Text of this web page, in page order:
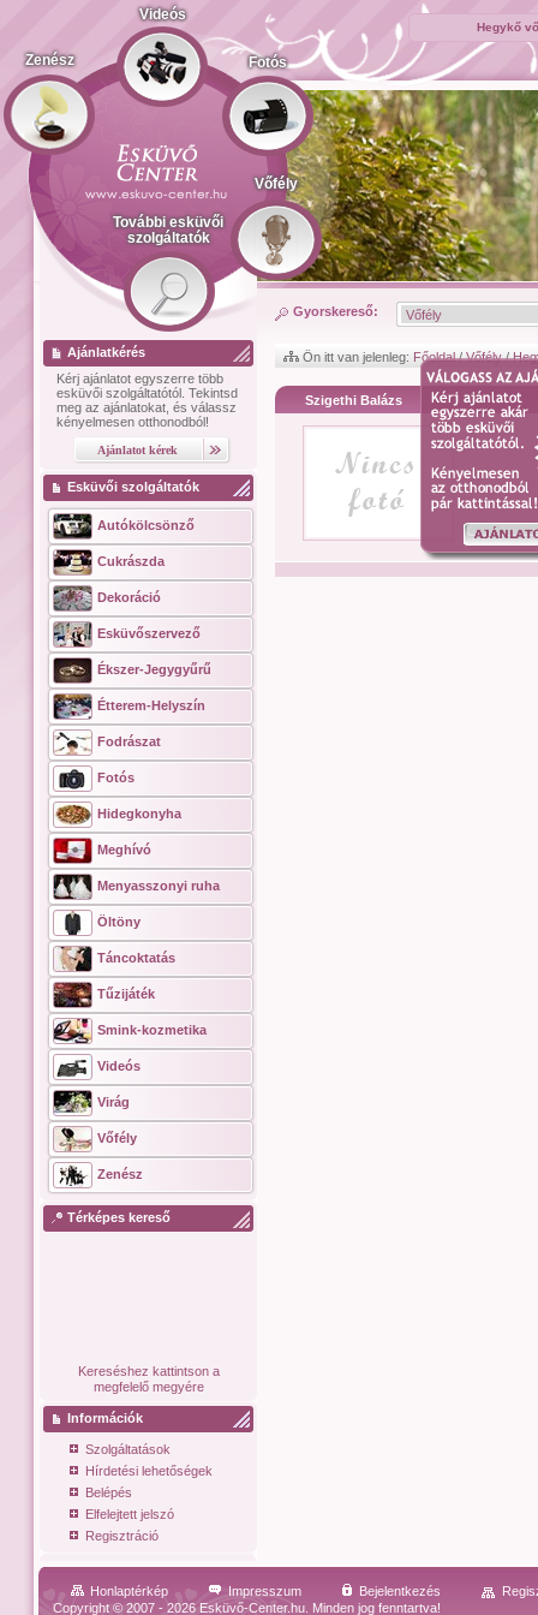
Hegykő
Zenész
Videós
Fotós
Vőfély
További esküvői
szolgáltatók
Ajánlatkérés
Kérj ajánlatot egyszerre több
esküvői szolgáltatótól. Tekintsd
meg az ajánlatokat, és válassz
kényelmesen otthonodból!
Esküvői szolgáltatók
Autókölcsönző
Cukrászda
Dekoráció
Esküvőszervező
Ékszer-Jegygyűrű
Étterem-Helyszín
Fodrászat
Fotós
Hidegkonyha
Meghívó
Menyasszonyi ruha
Öltöny
Táncoktatás
Tűzijáték
Smink-kozmetika
Videós
Virág
Vőfély
Zenész
Térképes kereső
Kereséshez kattintson a
megfelelő megyére
Információk
Szolgáltatások
Hírdetési lehetőségek
Belépés
Elfelejtett jelszó
Regisztráció
Gyorskereső:
Ön itt van jelenleg: Főoldal/Vőfély/
Szigethi Balázs
Honlaptérkép Impresszum Bejelentkezés
Copyright © 2007 - 2026 Esküvő-Center.hu. Minden jog fenntartva!